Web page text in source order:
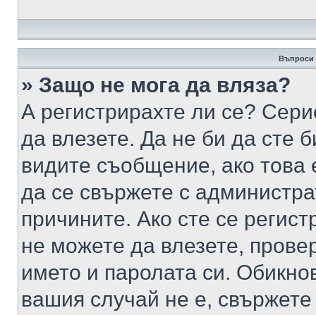
Въпроси
» Защо не мога да вляза?
А регистрирахте ли се?
да влезете. Да не би да сте
видите съобщение, ако това
да се свържете с
причините. Ако сте се
не можете да влезете,
името и паролата си.
вашия случай не е,